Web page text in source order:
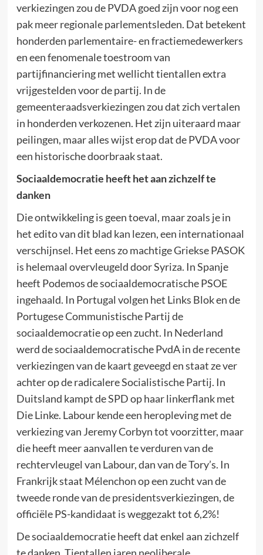
verkiezingen zou de PVDA goed zijn voor nog een
pak meer regionale parlementsleden. Dat betekent
honderden parlementaire- en fractiemedewerkers
en een fenomenale toestroom van
partijfinanciering met wellicht tientallen extra
vrijgestelden voor de partij. In de
gemeenteraadsverkiezingen zou dat zich vertalen
in honderden verkozenen. Het zijn uiteraard maar
peilingen, maar alles wijst erop dat de PVDA voor
een historische doorbraak staat.
Sociaaldemocratie heeft het aan zichzelf te
danken
Die ontwikkeling is geen toeval, maar zoals je in
het edito van dit blad kan lezen, een internationaal
verschijnsel. Het eens zo machtige Griekse PASOK
is helemaal overvleugeld door Syriza. In Spanje
heeft Podemos de sociaaldemocratische PSOE
ingehaald. In Portugal volgen het Links Blok en de
Portugese Communistische Partij de
sociaaldemocratie op een zucht. In Nederland
werd de sociaaldemocratische PvdA in de recente
verkiezingen van de kaart geveegd en staat ze ver
achter op de radicalere Socialistische Partij. In
Duitsland kampt de SPD op haar linkerflank met
Die Linke. Labour kende een heropleving met de
verkiezing van Jeremy Corbyn tot voorzitter, maar
die heeft meer aanvallen te verduren van de
rechtervleugel van Labour, dan van de Tory’s. In
Frankrijk staat Mélenchon op een zucht van de
tweede ronde van de presidentsverkiezingen, de
officiële PS-kandidaat is weggezakt tot 6,2%!
De sociaaldemocratie heeft dat enkel aan zichzelf
te danken. Tientallen jaren neoliberale